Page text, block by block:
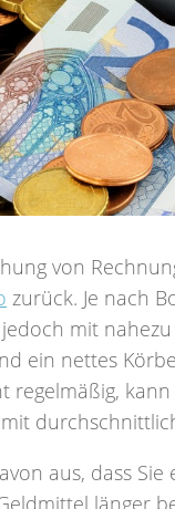
von
zurück. Je nach
mit
ein nettes
regelmäßig,
aus, dass